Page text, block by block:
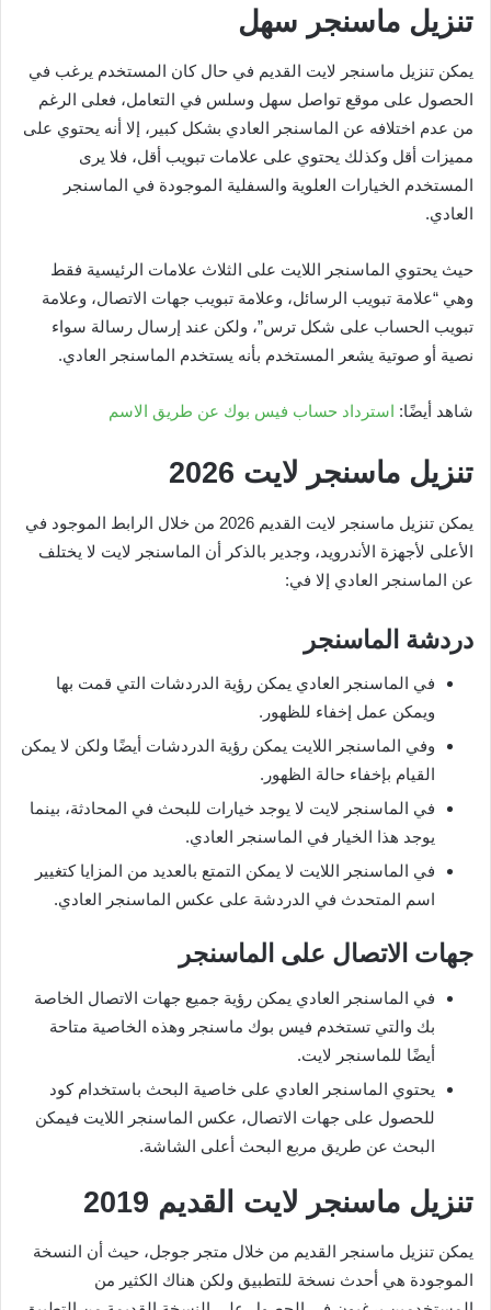
تنزيل ماسنجر سهل
يمكن تنزيل ماسنجر لايت القديم في حال كان المستخدم يرغب في
الحصول على موقع تواصل سهل وسلس في التعامل، فعلى الرغم
من عدم اختلافه عن الماسنجر العادي بشكل كبير، إلا أنه يحتوي على
مميزات أقل وكذلك يحتوي على علامات تبويب أقل، فلا يرى
المستخدم الخيارات العلوية والسفلية الموجودة في الماسنجر
العادي.
حيث يحتوي الماسنجر اللايت على الثلاث علامات الرئيسية فقط
وهي “علامة تبويب الرسائل، وعلامة تبويب جهات الاتصال، وعلامة
تبويب الحساب على شكل ترس”، ولكن عند إرسال رسالة سواء
نصية أو صوتية يشعر المستخدم بأنه يستخدم الماسنجر العادي.
شاهد أيضًا: استرداد حساب فيس بوك عن طريق الاسم
تنزيل ماسنجر لايت 2026
يمكن تنزيل ماسنجر لايت القديم 2026 من خلال الرابط الموجود في
الأعلى لأجهزة الأندرويد، وجدير بالذكر أن الماسنجر لايت لا يختلف
عن الماسنجر العادي إلا في:
دردشة الماسنجر
في الماسنجر العادي يمكن رؤية الدردشات التي قمت بها
ويمكن عمل إخفاء للظهور.
وفي الماسنجر اللايت يمكن رؤية الدردشات أيضًا ولكن لا يمكن
القيام بإخفاء حالة الظهور.
في الماسنجر لايت لا يوجد خيارات للبحث في المحادثة، بينما
يوجد هذا الخيار في الماسنجر العادي.
في الماسنجر اللايت لا يمكن التمتع بالعديد من المزايا كتغيير
اسم المتحدث في الدردشة على عكس الماسنجر العادي.
جهات الاتصال على الماسنجر
في الماسنجر العادي يمكن رؤية جميع جهات الاتصال الخاصة
بك والتي تستخدم فيس بوك ماسنجر وهذه الخاصية متاحة
أيضًا للماسنجر لايت.
يحتوي الماسنجر العادي على خاصية البحث باستخدام كود
للحصول على جهات الاتصال، عكس الماسنجر اللايت فيمكن
البحث عن طريق مربع البحث أعلى الشاشة.
تنزيل ماسنجر لايت القديم 2019
يمكن تنزيل ماسنجر القديم من خلال متجر جوجل، حيث أن النسخة
الموجودة هي أحدث نسخة للتطبيق ولكن هناك الكثير من